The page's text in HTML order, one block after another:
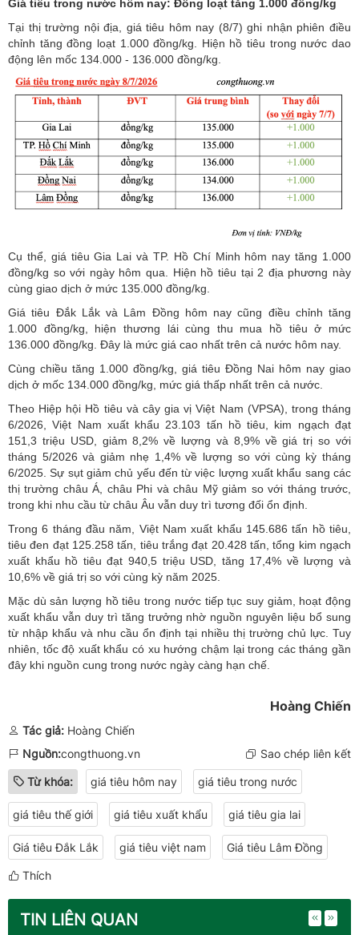
Thu hoạch hồ tiêu tại Gia Lai. Ảnh: Hiền Mai
Giá tiêu trong nước hôm nay: Đồng loạt tăng 1.000 đồng/kg
Tại thị trường nội địa,giá tiêu hôm nay(8/7) ghi nhận phiên điều
chỉnh tăng đồng loạt 1.000 đồng/kg. Hiện hồ tiêu trong nước dao
động lên mốc 134.000 - 136.000 đồng/kg.
Cụ thể, giá tiêu Gia Lai và TP. Hồ Chí Minh hôm nay tăng 1.000
đồng/kg so với ngày hôm qua. Hiện hồ tiêu tại 2 địa phương này
cùng giao dịch ở mức 135.000 đồng/kg.
Giá tiêu Đắk Lắk và Lâm Đồng hôm nay cũng điều chỉnh tăng
1.000 đồng/kg, hiện thương lái cùng thu mua hồ tiêu ở mức
136.000 đồng/kg. Đây là mức giá cao nhất trên cả nước hôm nay.
Cùng chiều tăng 1.000 đồng/kg, giá tiêu Đồng Nai hôm nay giao
dịch ở mốc 134.000 đồng/kg, mức giá thấp nhất trên cả nước.
Theo Hiệp hội Hồ tiêu và cây gia vị Việt Nam (VPSA), trong tháng
6/2026, Việt Nam xuất khẩu 23.103 tấn hồ tiêu, kim ngạch đạt
151,3 triệu USD, giảm 8,2% về lượng và 8,9% về giá trị so với
tháng 5/2026 và giảm nhẹ 1,4% về lượng so với cùng kỳ tháng
6/2025. Sự sụt giảm chủ yếu đến từ việc lượng xuất khẩu sang các
thị trường châu Á, châu Phi và châu Mỹ giảm so với tháng trước,
trong khi nhu cầu từ châu Âu vẫn duy trì tương đối ổn định.
Trong 6 tháng đầu năm, Việt Nam xuất khẩu 145.686 tấn hồ tiêu,
tiêu đen đạt 125.258 tấn, tiêu trắng đạt 20.428 tấn, tổng kim ngạch
xuất khẩu hồ tiêu đạt 940,5 triệu USD, tăng 17,4% về lượng và
10,6% về giá trị so với cùng kỳ năm 2025.
Mặc dùsản lượng hồ tiêutrong nước tiếp tục suy giảm, hoạt động
xuất khẩu vẫn duy trì tăng trưởng nhờ nguồn nguyên liệu bổ sung
từ nhập khẩu và nhu cầu ổn định tại nhiều thị trường chủ lực. Tuy
nhiên, tốc độ xuất khẩu có xu hướng chậm lại trong các tháng gần
Tác giả:Hoàng Chiến
Nguồn:congthuong.vn Sao chép liên kết
Từ khóa: giá tiêu hôm nay giá tiêu trong nước
giá tiêu thế giới giá tiêu xuất khẩu giá tiêu gia lai
Giá tiêu Đắk Lắk
Thích